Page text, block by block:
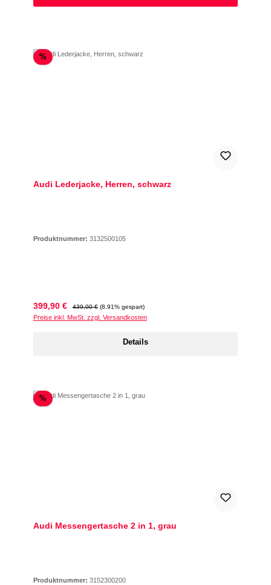
%Rabatt
Audi Lederjacke, Herren, schwarz
Produktnummer: 3132500105
Verkaufspreis:
399,90 € Regulärer Preis:
439,00 € (8.91% gespart)
Preise inkl. MwSt. zzgl. Versandkosten
Details
%Rabatt
Audi Messengertasche 2 in 1, grau
Produktnummer: 3152300200